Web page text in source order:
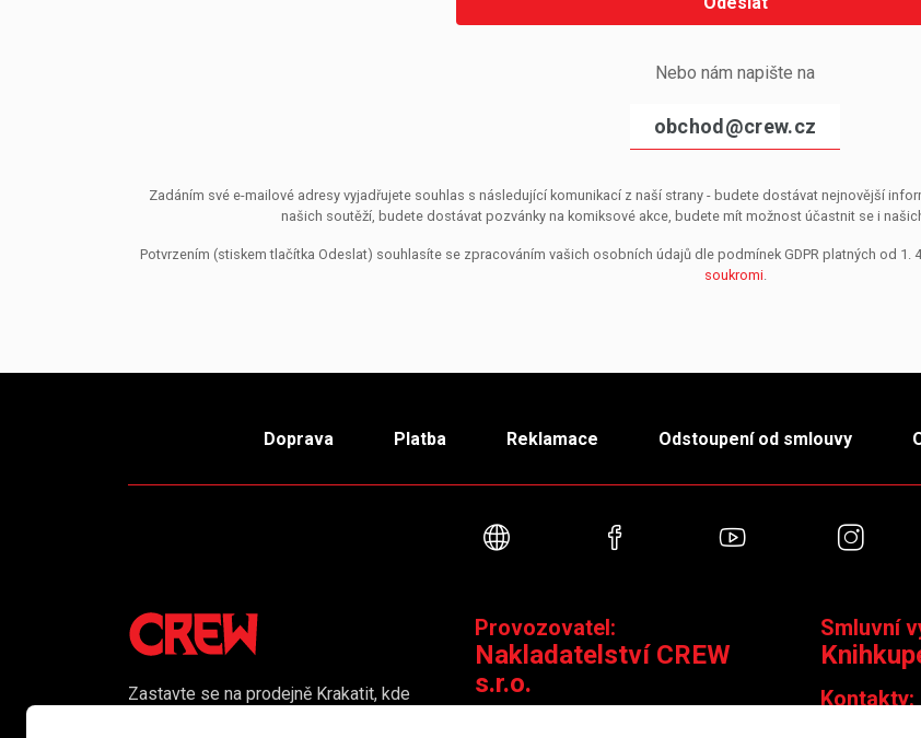
Nebo nám napište na
obchod@crew.cz
Zadáním své e-mailové adresy vyjadřujete souhlas s následující komunikací z naší strany - budete dostávat nejnovější
našich soutěží, budete dostávat pozvánky na komiksové akce, budete mít možnost účastnit se i
Potvrzením (stiskem tlačítka Odeslat) souhlasíte se zpracováním vašich osobních údajů dle podmínek GDPR platných od 1.
soukromi.
Doprava Platba Reklamace Odstoupení od smlouvy
Webové stránkyFacebookYouTube
Zastavte se na prodejně Krakatit, kde
Provozovatel:
Nakladatelství CREW
s.r.o.
Smluvní
Kontakty: